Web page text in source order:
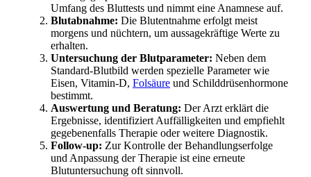
Umfang des Bluttests und nimmt eine Anamnese auf.
Blutabnahme: Die Blutentnahme erfolgt meist
morgens und nüchtern, um aussagekräftige Werte zu
erhalten.
Untersuchung der Blutparameter: Neben dem
Standard-Blutbild werden spezielle Parameter wie
Eisen, Vitamin-D, Folsäure und Schilddrüsenhormone
bestimmt.
Auswertung und Beratung: Der Arzt erklärt die
Ergebnisse, identifiziert Auffälligkeiten und empfiehlt
gegebenenfalls Therapie oder weitere Diagnostik.
Follow-up: Zur Kontrolle der Behandlungserfolge
und Anpassung der Therapie ist eine erneute
Blutuntersuchung oft sinnvoll.